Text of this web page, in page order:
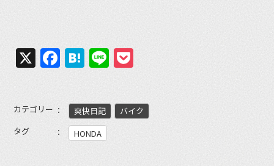
X Facebook
Hatena
Line
カテゴリー 爽快日記
バイク
タグ
HONDA